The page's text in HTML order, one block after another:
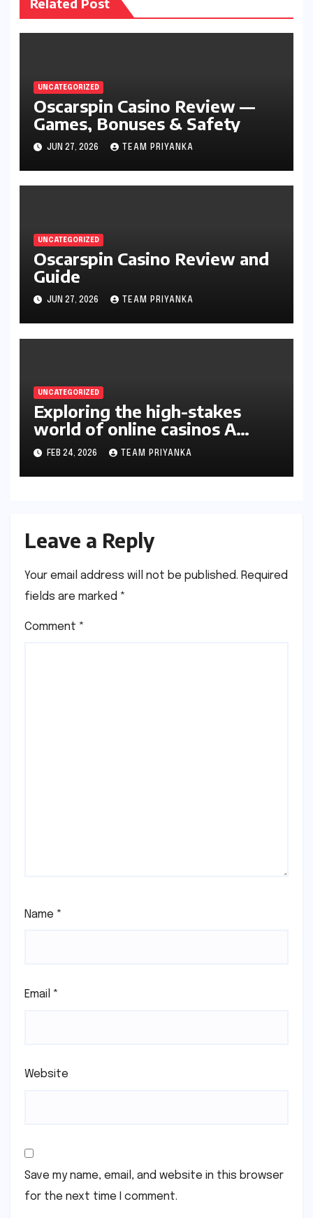
UNCATEGORIZED
Oscarspin Casino Review —
Games, Bonuses & Safety
JUN 27, 2026 TEAM PRIYANKA
UNCATEGORIZED
Oscarspin Casino Review and
Guide
JUN 27, 2026 TEAM PRIYANKA
UNCATEGORIZED
Exploring the high-stakes
world of online casinos A
gambler’s guide
FEB 24, 2026 TEAM PRIYANKA
Leave a Reply
Your email address will not be published. Required
fields are marked *
Comment *
Name *
Email *
Website
Save my name, email, and website in this browser
for the next time I comment.